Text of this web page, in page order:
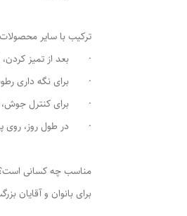
ترکیب با سایر محصولات
· بعد از تمیز کردن،
· برای نگه داری
· برای کنترل جوش،
· در طول روز، روی
مناسب چه کسانی
برای بانوان و آقایان